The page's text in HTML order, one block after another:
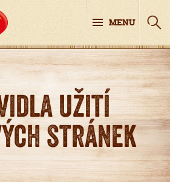
MENU
užití
stránek